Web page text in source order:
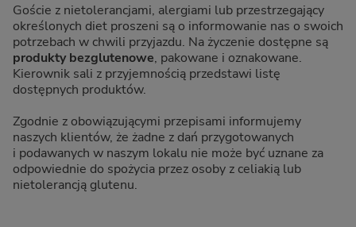
Goście z nietolerancjami, alergiami lub przestrzegający
określonych diet proszeni są o informowanie nas o swoich
potrzebach w chwili przyjazdu. Na życzenie dostępne są
produkty bezglutenowe, pakowane i oznakowane.
Kierownik sali z przyjemnością przedstawi listę
dostępnych produktów.
Zgodnie z obowiązującymi przepisami informujemy
naszych klientów, że żadne z dań przygotowanych
i podawanych w naszym lokalu nie może być uznane za
odpowiednie do spożycia przez osoby z celiakią lub
nietolerancją glutenu.